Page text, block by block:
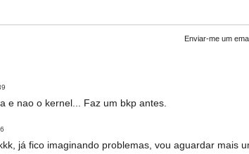
Enviar-me um
e nao o kernel... Faz um bkp antes.
já fico imaginando problemas, vou aguardar mais